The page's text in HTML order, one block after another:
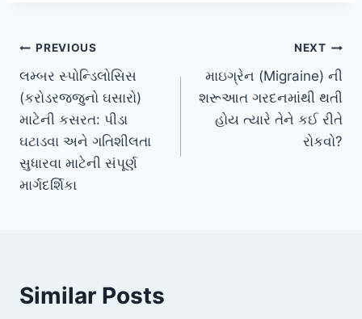
Post
navigation
PREVIOUS
લમ્બર સ્પોન્ડિલોસિસ
(કરોડરજ્જુનો ઘસારો)
માટેની કસરત: પીડા
ઘટાડવા અને ગતિશીલતા
સુધારવા માટેની સંપૂર્ણ
માર્ગદર્શિકા
NEXT
માઇગ્રેન (Migraine) ની
શરૂઆત ગરદનમાંથી થતી
હોય ત્યારે તેને કઈ રીતે
રોકવો?
Similar Posts